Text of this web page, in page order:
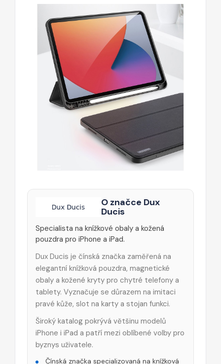
O značce Dux
Ducis
Specialista na knížkové obaly a kožená
pouzdra pro iPhone a iPad.
Dux Ducis je čínská značka zaměřená na
elegantní knížková pouzdra, magnetické
obaly a kožené kryty pro chytré telefony a
tablety. Vyznačuje se důrazem na imitaci
pravé kůže, slot na karty a stojan funkci.
Široký katalog pokrývá většinu modelů
iPhone i iPad a patří mezi oblíbené volby pro
byznys uživatele.
Čínská značka specializovaná na knížková